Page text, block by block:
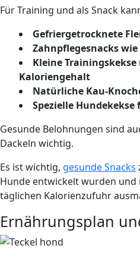
Für Training und als Snack
Gefriergetrocknete
Zahnpflegesnacks
Kleine
Kaloriengehalt
Natürliche Kau-
Spezielle Hundekekse
Gesunde Belohnungen sind
Dackeln wichtig.
Es ist wichtig, gesunde Snacks
Hunde entwickelt wurden und
täglichen Kalorienzufuhr
Ernährungsplan